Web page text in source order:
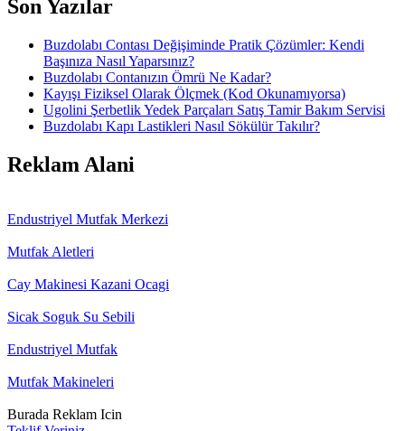
Son Yazılar
Buzdolabı Contası Değişiminde Pratik Çözümler: Kendi
Başınıza Nasıl Yaparsınız?
Buzdolabı Contanızın Ömrü Ne Kadar?
Kayışı Fiziksel Olarak Ölçmek (Kod Okunamıyorsa)
Ugolini Şerbetlik Yedek Parçaları Satış Tamir Bakım Servisi
Buzdolabı Kapı Lastikleri Nasıl Sökülür Takılır?
Reklam Alani
Endustriyel Mutfak Merkezi
Mutfak Aletleri
Cay Makinesi Kazani Ocagi
Sicak Soguk Su Sebili
Endustriyel Mutfak
Mutfak Makineleri
Burada Reklam Icin